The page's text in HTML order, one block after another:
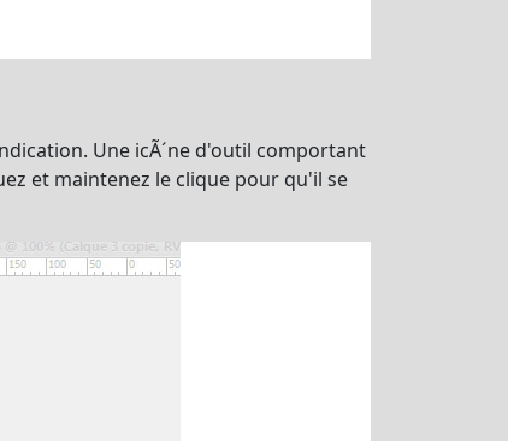
Une icÃ´ne d'outil comportant
et maintenez le clique pour qu'il se